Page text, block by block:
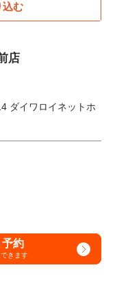
込む
店
ダイワロイネットホ
約
きます